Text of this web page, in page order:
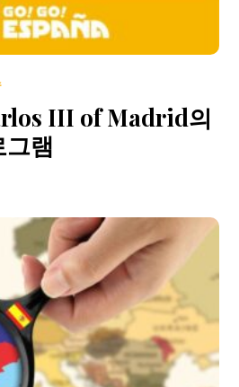
III of Madrid의
그램